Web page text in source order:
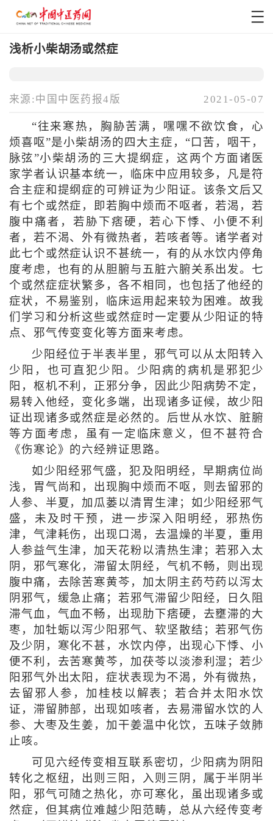
浅析小柴胡汤或然症
来源:中国中医药报4版 2021-05-07
“往来寒热，胸胁苦满，嘿嘿不欲饮食，心
烦喜呕”是小柴胡汤的四大主症，“口苦，咽干，
脉弦”小柴胡汤的三大提纲症，这两个方面诸医
家学者认识基本统一，临床中应用较多，凡是符
合主症和提纲症的可辨证为少阳证。该条文后又
有七个或然症，即若胸中烦而不呕者，若渴，若
腹中痛者，若胁下痞硬，若心下悸、小便不利
者，若不渴、外有微热者，若咳者等。诸学者对
此七个或然症认识不甚统一，有的从水饮内停角
度考虑，也有的从胆腑与五脏六腑关系出发。七
个或然症症状繁多，各不相同，也包括了他经的
症状，不易鉴别，临床运用起来较为困难。故我
们学习和分析这些或然症时一定要从少阳证的特
点、邪气传变变化等方面来考虑。
少阳经位于半表半里，邪气可以从太阳转入
少阳，也可直犯少阳。少阳病的病机是邪犯少
阳，枢机不利，正邪分争，因此少阳病势不定，
易转入他经，变化多端，出现诸多证候，故少阳
证出现诸多或然症是必然的。后世从水饮、脏腑
等方面考虑，虽有一定临床意义，但不甚符合
《伤寒论》的六经辨证思路。
如少阳经邪气盛，犯及阳明经，早期病位尚
浅，胃气尚和，出现胸中烦而不呕，则去留邪的
人参、半夏，加瓜蒌以清胃生津；如少阳经邪气
盛，未及时干预，进一步深入阳明经，邪热伤
津，气津耗伤，出现口渴，去温燥的半夏，重用
人参益气生津，加天花粉以清热生津；若邪入太
阴，邪气寒化，滞留太阴经，气机不畅，则出现
腹中痛，去除苦寒黄芩，加太阴主药芍药以泻太
阴邪气，缓急止痛；若邪气滞留少阳经，日久阻
滞气血，气血不畅，出现肋下痞硬，去壅滞的大
枣，加牡蛎以泻少阳邪气、软坚散结；若邪气伤
及少阴，寒化不甚，水饮内停，出现心下悸、小
便不利，去苦寒黄芩，加茯苓以淡渗利湿；若少
阳邪气外出太阳，症状表现为不渴，外有微热，
去留邪人参，加桂枝以解表；若合并太阳水饮
证，滞留肺部，出现如咳者，去易滞留水饮的人
参、大枣及生姜，加干姜温中化饮，五味子敛肺
止咳。
可见六经传变相互联系密切，少阳病为阴阳
转化之枢纽，出则三阳，入则三阴，属于半阴半
阳，邪气可随之热化，亦可寒化，虽出现诸多或
然症，但其病位难越少阳范畴，总从六经传变考